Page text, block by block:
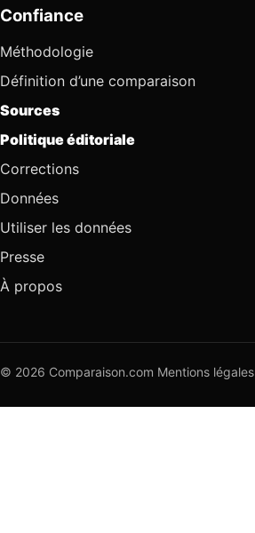
Confiance
Méthodologie
Définition d’une comparaison
Sources
Politique éditoriale
Corrections
Données
Utiliser les données
Presse
À propos
© 2026 Comparaison.com Mentions légales